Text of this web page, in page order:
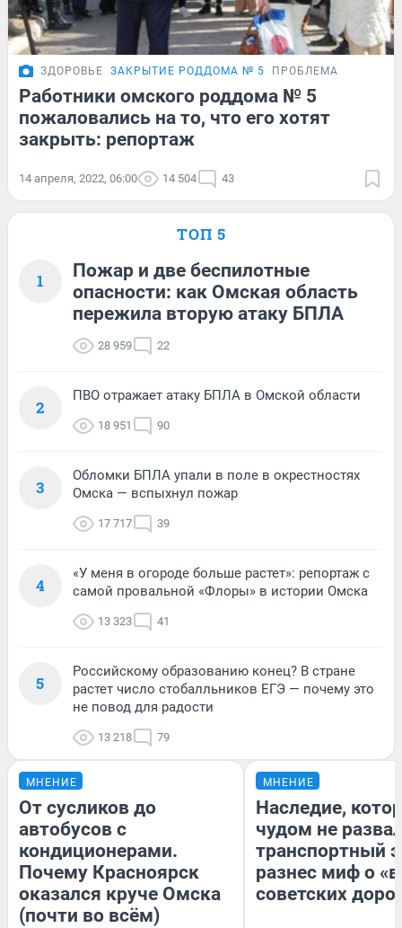
ЗДОРОВЬЕ ЗАКРЫТИЕ РОДДОМА № 5 ПРОБЛЕМА
Работники омского роддома № 5
пожаловались на то, что его хотят
закрыть: репортаж
14 апреля, 2022, 06:00 14 504 43
ТОП 5
1
Пожар и две беспилотные
опасности: как Омская область
пережила вторую атаку БПЛА
28 959 22
2
ПВО отражает атаку БПЛА в Омской области
18 951 90
3
Обломки БПЛА упали в поле в окрестностях
Омска — вспыхнул пожар
17 717 39
4
«У меня в огороде больше растет»: репортаж с
самой провальной «Флоры» в истории Омска
13 323 41
5
Российскому образованию конец? В стране
растет число стобалльников ЕГЭ — почему это
не повод для радости
13 218 79
МНЕНИЕ
От сусликов до
автобусов с
кондиционерами.
Почему Красноярск
оказался круче Омска
(почти во всём)
МНЕНИЕ
Наследие,
чудом не
транспортный
разнес миф о
советских